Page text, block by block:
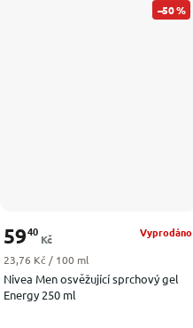
–50 %
Nivea Men osvěžující sprchový gel
Energy 250 ml
Vyprodáno
5940
Kč
Měrná cena:
23,76 Kč / 100 ml